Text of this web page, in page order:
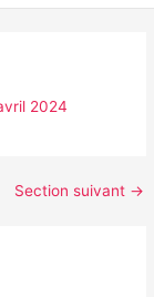
2024
Section suivant →